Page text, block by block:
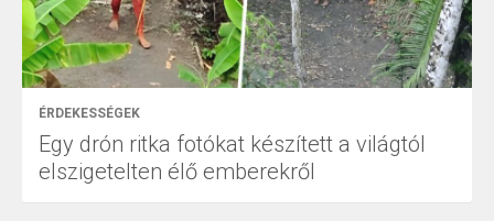
ÉRDEKESSÉGEK
Egy drón ritka fotókat készített a világtól
elszigetelten élő emberekről